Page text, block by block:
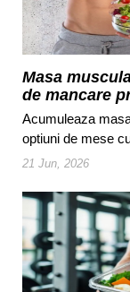
Masa
de mancare
Acumuleaza
optiuni de mese
21 Jun, 2026